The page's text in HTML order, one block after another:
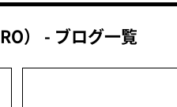
） - ブログ一覧